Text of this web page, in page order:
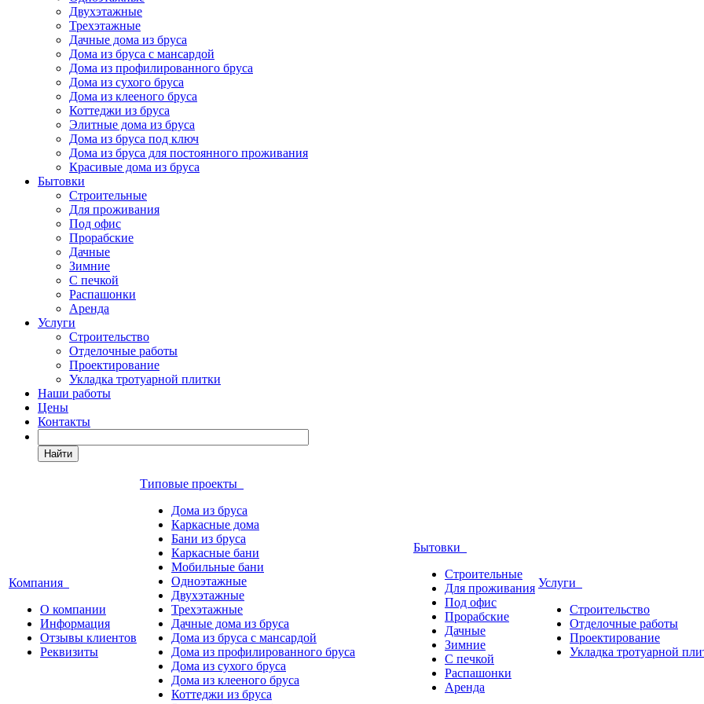
Двухэтажные
Трехэтажные
Дачные дома из бруса
Дома из бруса с мансардой
Дома из профилированного бруса
Дома из сухого бруса
Дома из клееного бруса
Коттеджи из бруса
Элитные дома из бруса
Дома из бруса под ключ
Дома из бруса для постоянного проживания
Красивые дома из бруса
Бытовки
Строительные
Для проживания
Под офис
Прорабские
Дачные
Зимние
С печкой
Распашонки
Аренда
Услуги
Строительство
Отделочные работы
Проектирование
Укладка тротуарной плитки
Наши работы
Цены
Контакты
Найти
Компания
О компании
Информация
Отзывы клиентов
Реквизиты
Типовые проекты
Дома из бруса
Каркасные дома
Бани из бруса
Каркасные бани
Мобильные бани
Одноэтажные
Двухэтажные
Трехэтажные
Дачные дома из бруса
Дома из бруса с мансардой
Дома из профилированного бруса
Дома из сухого бруса
Дома из клееного бруса
Коттеджи из бруса
Бытовки
Строительные
Для проживания
Под офис
Прорабские
Дачные
Зимние
С печкой
Распашонки
Аренда
Услуги
Строительство
Отделочные работы
Проектирование
Укладка тротуарной